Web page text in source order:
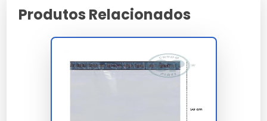
Central res. 4.658, Febraban circular malote,
ajuste SINIEF 09/2007 e RoHS 3 REACH. A
rastreabilidade serial consecutiva é gravada
inline com Datamatrix laser UV contendo ID
fabricante, lote, data, turno e cliente. A
homologação cobre Correios cat 3, Banco
Central, Febraban e operadores logísticos
Jamef, Braspress, Total Express para grandes
Produtos Relacionados